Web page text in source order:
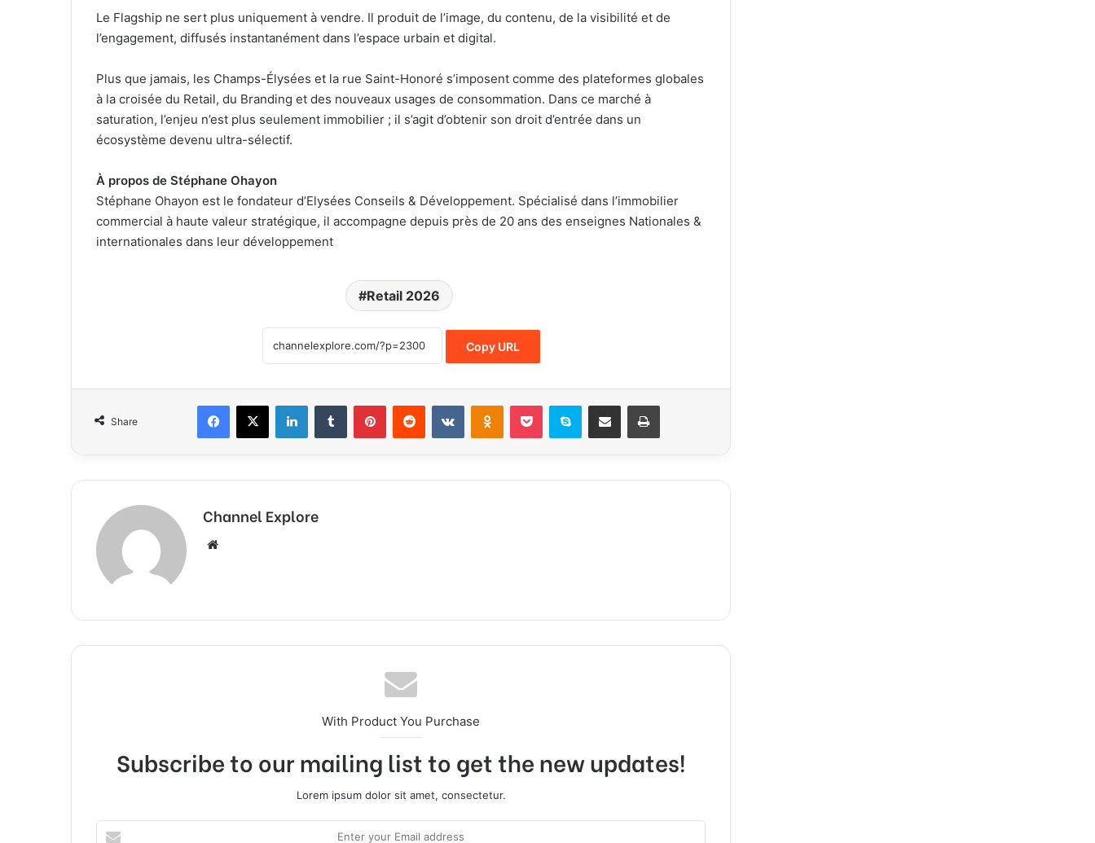
Le Flagship ne sert plus uniquement à vendre. Il produit de l’image, du contenu, de la visibilité et de
l’engagement, diffusés instantanément dans l’espace urbain et digital.
Plus que jamais, les Champs-Élysées et la rue Saint-Honoré s’imposent comme des plateformes globales
à la croisée du Retail, du Branding et des nouveaux usages de consommation. Dans ce marché à
saturation, l’enjeu n’est plus seulement immobilier ; il s’agit d’obtenir son droit d’entrée dans un
écosystème devenu ultra-sélectif.
À propos de Stéphane Ohayon
Stéphane Ohayon est le fondateur d’Elysées Conseils & Développement. Spécialisé dans l’immobilier
commercial à haute valeur stratégique, il accompagne depuis près de 20 ans des enseignes Nationales &
internationales dans leur développement
Retail 2026
Copy URL
Share
Channel Explore
With Product You Purchase
Subscribe to our mailing list to get the new updates!
Lorem ipsum dolor sit amet, consectetur.